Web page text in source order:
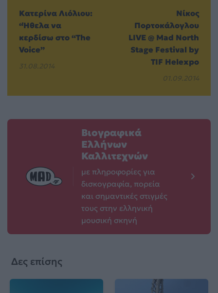
Κατερίνα Λιόλιου:
“Ήθελα να
κερδίσω στο “The
Voice”
31.08.2014
Νίκος
Πορτοκάλογλου
LIVE @ Mad North
Stage Festival by
TIF Helexpo
01.09.2014
Βιογραφικά
Ελλήνων
Καλλιτεχνών
με πληροφορίες για
δισκογραφία, πορεία
και σημαντικές στιγμές
τους στην ελληνική
μουσική σκηνή
Δες επίσης